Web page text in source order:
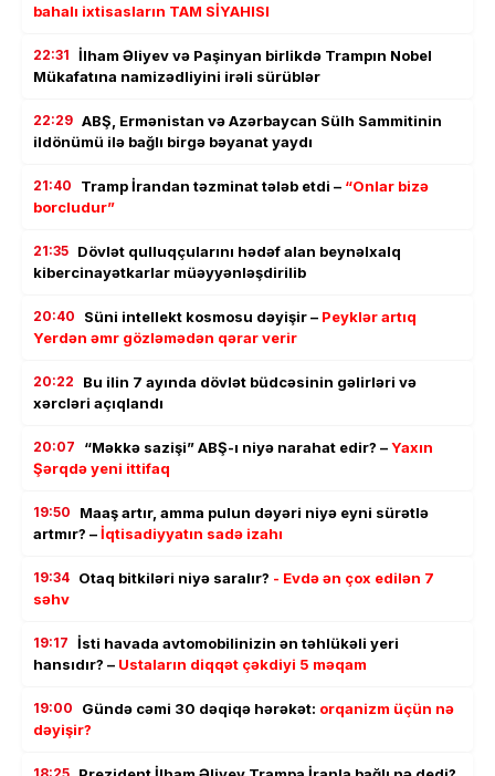
bahalı ixtisasların TAM SİYAHISI
22:31 İlham Əliyev və Paşinyan birlikdə Trampın Nobel
Mükafatına namizədliyini irəli sürüblər
22:29 ABŞ, Ermənistan və Azərbaycan Sülh Sammitinin
ildönümü ilə bağlı birgə bəyanat yaydı
21:40 Tramp İrandan təzminat tələb etdi – “Onlar bizə
borcludur”
21:35 Dövlət qulluqçularını hədəf alan beynəlxalq
kibercinayətkarlar müəyyənləşdirilib
20:40 Süni intellekt kosmosu dəyişir – Peyklər artıq
Yerdən əmr gözləmədən qərar verir
20:22
Bu ilin 7 ayında dövlət büdcəsinin gəlirləri və
xərcləri açıqlandı
20:07 “Məkkə sazişi” ABŞ-ı niyə narahat edir? –Yaxın
Şərqdə yeni ittifaq
19:50
Maaş artır, amma pulun dəyəri niyə eyni sürətlə
artmır? –İqtisadiyyatın sadə izahı
19:34 Otaq bitkiləri niyə saralır? - Evdə ən çox edilən 7
səhv
19:17 İsti havada avtomobilinizin ən təhlükəli yeri
hansıdır? – Ustaların diqqət çəkdiyi 5 məqam
19:00 Gündə cəmi 30 dəqiqə hərəkət: orqanizm üçün nə
dəyişir?